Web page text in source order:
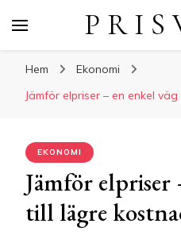
P R I S
Hem
Ekonomi
Jämför elpriser – en enkel
EKONOMI
Jämför elpriser
till lägre